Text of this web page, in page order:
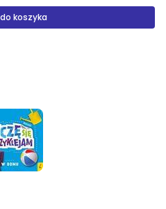
koszyka